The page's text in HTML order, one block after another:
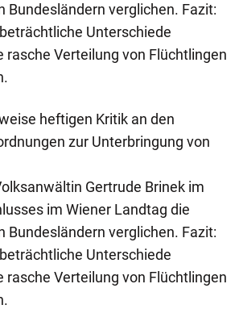
Bundesländern verglichen. Fazit:
Unterschiede
rasche Verteilung von Flüchtlingen
heftigen Kritik an den
zur Unterbringung von
Gertrude Brinek im
im Wiener Landtag die
Bundesländern verglichen. Fazit:
Unterschiede
rasche Verteilung von Flüchtlingen